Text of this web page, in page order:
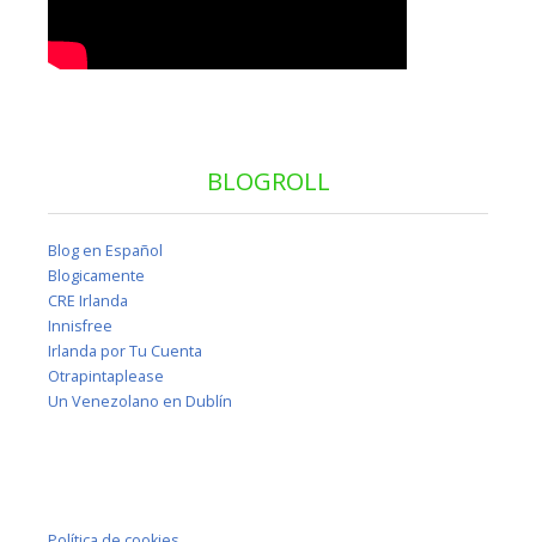
BLOGROLL
Blog en Español
Blogicamente
CRE Irlanda
Innisfree
Irlanda por Tu Cuenta
Otrapintaplease
Un Venezolano en Dublín